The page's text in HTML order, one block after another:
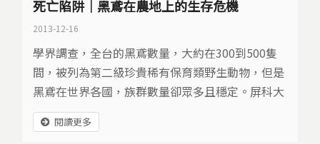
死亡陷阱｜黑鳶在農地上的生存危機
2013-12-16
學界調查，全台的黑鳶數量，大約在300到500隻
間，被列為第二級珍貴稀有保育類野生動物，但是
黑鳶在世界各國，族群數量卻眾多且穩定。屏科大
三年來投入黑鳶族群生活的調查，希望找出黑鳶在
台灣生存受限的原因…
閱讀更多